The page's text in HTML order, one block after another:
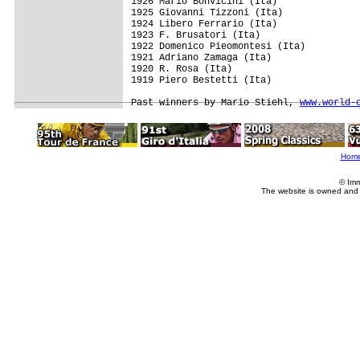
1925 Giovanni Tizzoni (Ita)
1924 Libero Ferrario (Ita)
1923 F. Brusatori (Ita)
1922 Domenico Pieomontesi (Ita)
1921 Adriano Zamaga (Ita)
1920 R. Rosa (Ita)
1919 Piero Bestetti (Ita)
Past winners by Mario Stiehl,
©
The website is owned